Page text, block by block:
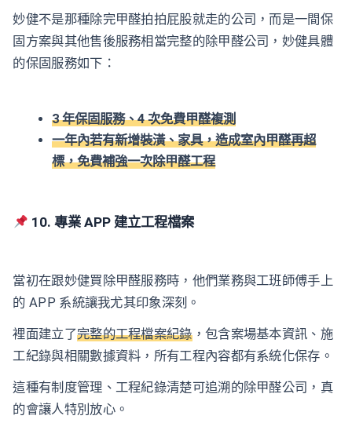
妙健不是那種除完甲醛拍拍屁股就走的公司，而是一間保
固方案與其他售後服務相當完整的除甲醛公司，妙健具體
的保固服務如下：
3 年保固服務、4 次免費甲醛複測
一年內若有新增裝潢、家具，造成室內甲醛再超
標，免費補強一次除甲醛工程
10. 專業 APP 建立工程檔案
當初在跟妙健買除甲醛服務時，他們業務與工班師傅手上
的 APP 系統讓我尤其印象深刻。
裡面建立了完整的工程檔案紀錄，包含案場基本資訊、施
工紀錄與相關數據資料，所有工程內容都有系統化保存。
這種有制度管理、工程紀錄清楚可追溯的除甲醛公司，真
的會讓人特別放心。